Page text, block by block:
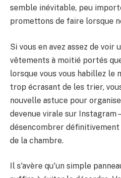
semble inévitable, peu
promettons de faire lorsque
Si vous en avez assez de voir
vêtements à moitié portés
lorsque vous vous habillez le
trop écrasant de les trier,
nouvelle astuce pour
devenue virale sur Instagram
désencombrer définitivement
de la chambre.
Il s'avère qu'un simple